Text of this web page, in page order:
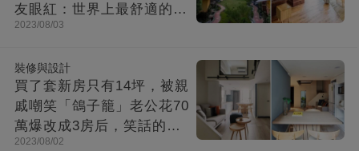
友眼紅：世界上最舒適的時
光都在這里
2023/08/03
裝修與設計
買了套新房只有14坪，被親
戚嘲笑「鴿子籠」老公花70
萬爆改成3房后，笑話的親
戚不吭聲了
2023/08/02